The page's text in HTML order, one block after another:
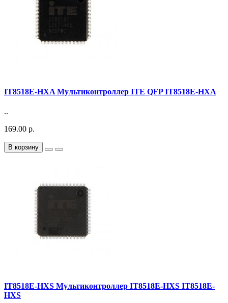
IT8518E-HXA Мультиконтроллер ITE QFP IT8518E-HXA
..
169.00 р.
В корзину
IT8518E-HXS Мультиконтроллер IT8518E-HXS IT8518E-
HXS